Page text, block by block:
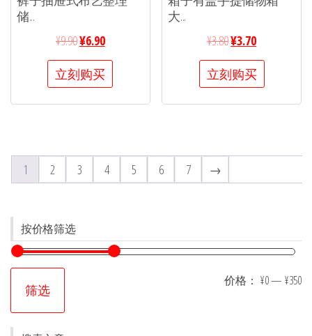
储...
¥9.90¥6.90
立刻购买
大...
¥3.80¥3.70
立刻购买
1 2 3 4 5 6 7 →
按价格筛选
筛选
价格： ¥0— ¥350